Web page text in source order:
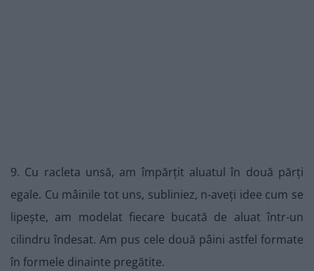
9. Cu racleta unsă, am împărțit aluatul în două părți
egale. Cu mâinile tot uns, subliniez, n-aveți idee cum se
lipește, am modelat fiecare bucată de aluat într-un
cilindru îndesat. Am pus cele două pâini astfel formate
în formele dinainte pregătite.